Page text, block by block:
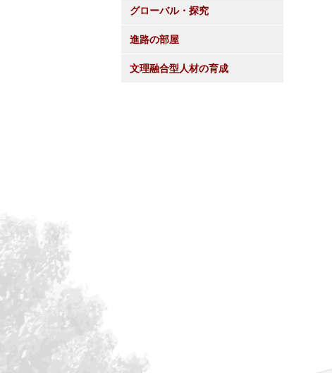
グローバル・探究
進路の部屋
文理融合型人材の育成